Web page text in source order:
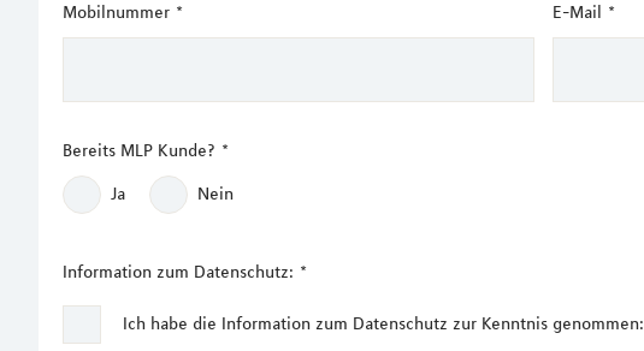
Mobilnummer * E-Mail *
Bereits MLP Kunde? *
Ja
Nein
Information zum Datenschutz: *
Ich habe die Information zum Datenschutz zur Kenntnis genommen: